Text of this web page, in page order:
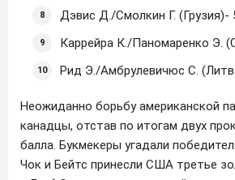
Дэвис Д./Смолкин Г. (Грузия)-
Каррейра К./Паномаренко Э.
Рид Э./Амбрулевичюс С.
Неожиданно борьбу американской
канадцы, отстав по итогам двух
балла. Букмекеры угадали
Чок и Бейтс принесли США третье